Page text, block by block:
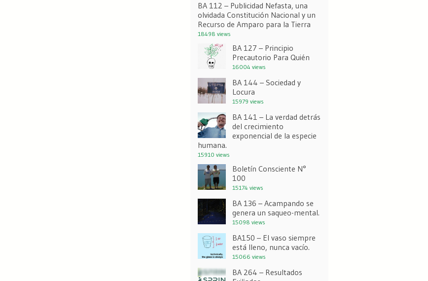
BA 112 – Publicidad Nefasta, una
olvidada Constitución Nacional y un
Recurso de Amparo para la Tierra
18498 views
BA 127 – Principio
Precautorio Para Quién
16004 views
BA 144 – Sociedad y
Locura
15979 views
BA 141 – La verdad detrás
del crecimiento
exponencial de la especie
humana.
15910 views
Boletín Consciente N°
100
15174 views
BA 136 – Acampando se
genera un saqueo-mental.
15098 views
BA150 – El vaso siempre
está lleno, nunca vacío.
15066 views
BA 264 – Resultados